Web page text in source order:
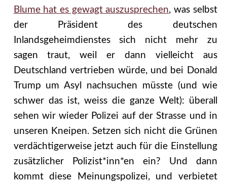
Blume hat es gewagt auszusprechen, was selbst
der Präsident des deutschen
Inlandsgeheimdienstes sich nicht mehr zu
sagen traut, weil er dann vielleicht aus
Deutschland vertrieben würde, und bei Donald
Trump um Asyl nachsuchen müsste (und wie
schwer das ist, weiss die ganze Welt): überall
sehen wir wieder Polizei auf der Strasse und in
unseren Kneipen. Setzen sich nicht die Grünen
verdächtigerweise jetzt auch für die Einstellung
zusätzlicher Polizist*inn*en ein? Und dann
kommt diese Meinungspolizei, und verbietet